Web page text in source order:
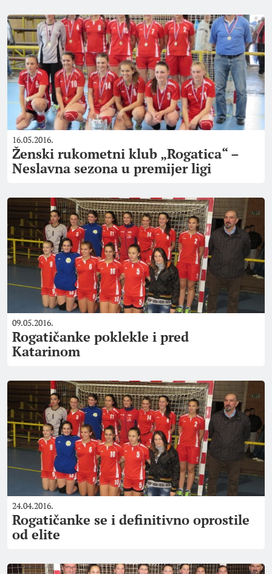
16.05.2016.
Ženski rukometni klub „Rogatica“ –
Neslavna sezona u premijer ligi
09.05.2016.
Rogatičanke poklekle i pred
Katarinom
24.04.2016.
Rogatičanke se i definitivno oprostile
od elite